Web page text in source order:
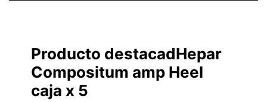
Producto destacadHepar
Compositum amp Heel
caja x 5